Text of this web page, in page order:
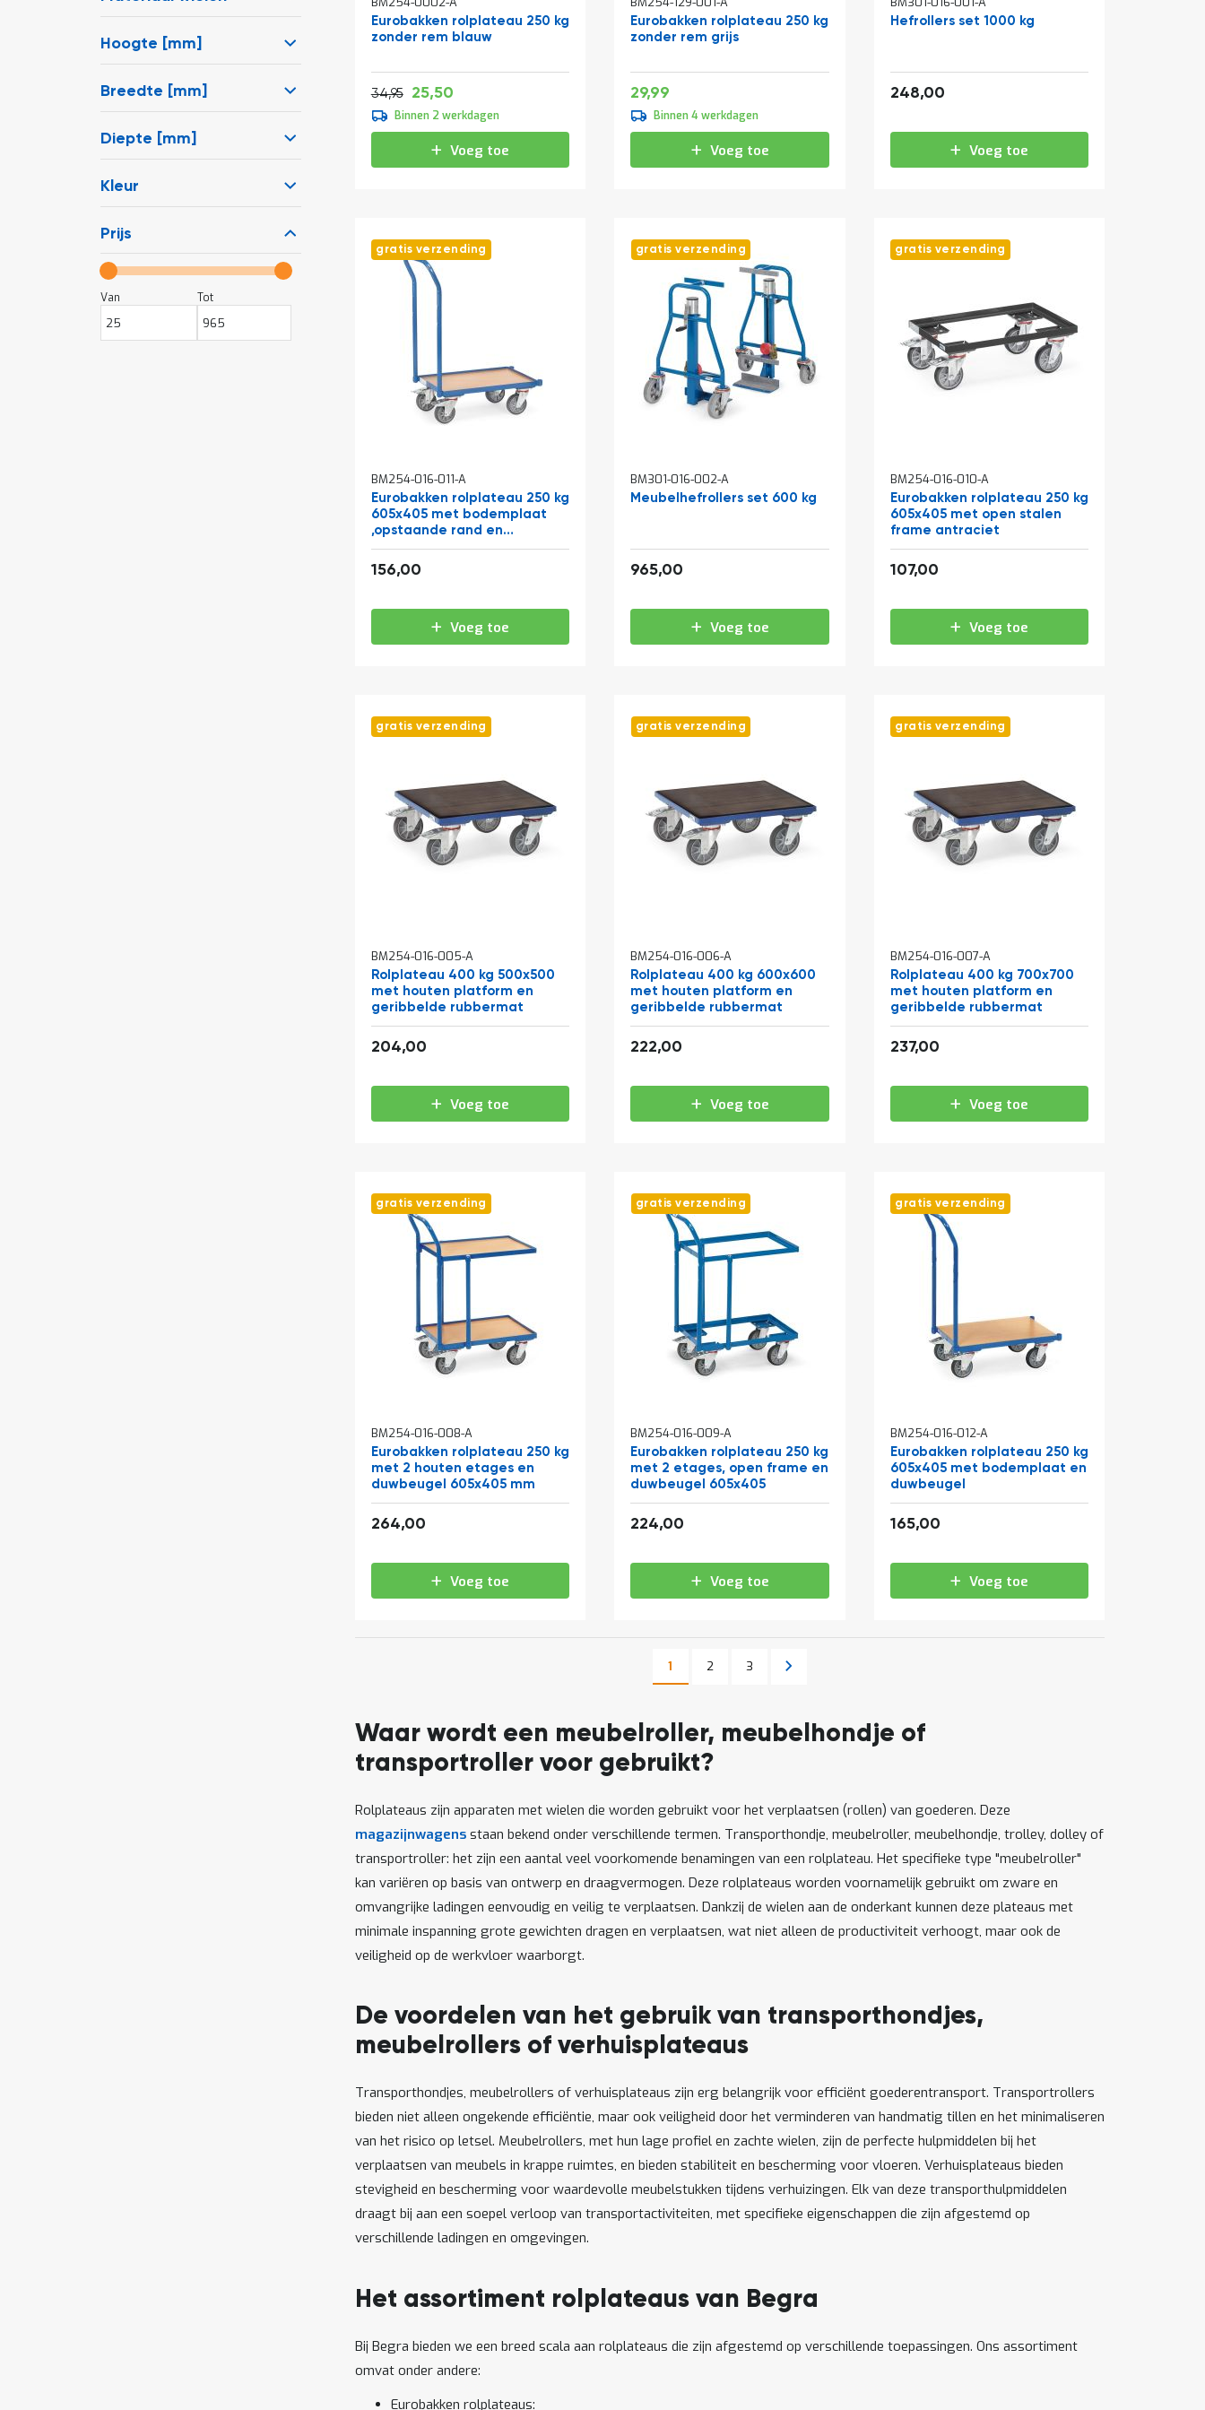
Hoogte [mm]
Breedte [mm]
Diepte [mm]
Kleur
Prijs
Van Tot
Eurobakken rolplateau 250 kg
zonder rem blauw
Normale prijs
34,95 42,29
Vanaf
25,50
Binnen 2 werkdagen
Voeg toe
Eurobakken rolplateau 250 kg
zonder rem grijs
Speciale
prijs
29,99
Binnen 4 werkdagen
Voeg toe
Hefrollers set 1000 kg
248,00
Voeg toe
gratis verzending
BM254-016-011-A
Eurobakken rolplateau 250 kg
605x405 met bodemplaat
,opstaande rand en
duwbeugel
156,00
Voeg toe
gratis verzending
BM301-016-002-A
Meubelhefrollers set 600 kg
965,00
Voeg toe
gratis verzending
BM254-016-010-A
Eurobakken rolplateau 250 kg
605x405 met open stalen
frame antraciet
107,00
Voeg toe
gratis verzending
BM254-016-005-A
Rolplateau 400 kg 500x500
met houten platform en
geribbelde rubbermat
204,00
Voeg toe
gratis verzending
BM254-016-006-A
Rolplateau 400 kg 600x600
met houten platform en
geribbelde rubbermat
222,00
Voeg toe
gratis verzending
BM254-016-007-A
Rolplateau 400 kg 700x700
met houten platform en
geribbelde rubbermat
237,00
Voeg toe
gratis verzending
BM254-016-008-A
Eurobakken rolplateau 250 kg
met 2 houten etages en
duwbeugel 605x405 mm
264,00
Voeg toe
gratis verzending
BM254-016-009-A
Eurobakken rolplateau 250 kg
met 2 etages, open frame en
duwbeugel 605x405
224,00
Voeg toe
gratis verzending
BM254-016-012-A
Eurobakken rolplateau 250 kg
605x405 met bodemplaat en
duwbeugel
165,00
Voeg toe
Pagina
U lees momenteel pagina
1 Pagina
2 Pagina
3 Pagina
Volgende
Waar wordt een meubelroller, meubelhondje of
transportroller voor gebruikt?
Rolplateaus zijn apparaten met wielen die worden gebruikt voor het verplaatsen (rollen) van goederen. Deze
magazijnwagensstaan bekend onder verschillende termen. Transporthondje, meubelroller, meubelhondje, trolley, dolley of
transportroller: het zijn een aantal veel voorkomende benamingen van een rolplateau. Het specifieke type "meubelroller"
kan variëren op basis van ontwerp en draagvermogen. Deze rolplateaus worden voornamelijk gebruikt om zware en
omvangrijke ladingen eenvoudig en veilig te verplaatsen. Dankzij de wielen aan de onderkant kunnen deze plateaus met
minimale inspanning grote gewichten dragen en verplaatsen, wat niet alleen de productiviteit verhoogt, maar ook de
veiligheid op de werkvloer waarborgt.
De voordelen van het gebruik van transporthondjes,
meubelrollers of verhuisplateaus
Transporthondjes, meubelrollers of verhuisplateaus zijn erg belangrijk voor efficiënt goederentransport. Transportrollers
bieden niet alleen ongekende efficiëntie, maar ook veiligheid door het verminderen van handmatig tillen en het minimaliseren
van het risico op letsel. Meubelrollers, met hun lage profiel en zachte wielen, zijn de perfecte hulpmiddelen bij het
verplaatsen van meubels in krappe ruimtes, en bieden stabiliteit en bescherming voor vloeren. Verhuisplateaus bieden
stevigheid en bescherming voor waardevolle meubelstukken tijdens verhuizingen. Elk van deze transporthulpmiddelen
draagt bij aan een soepel verloop van transportactiviteiten, met specifieke eigenschappen die zijn afgestemd op
verschillende ladingen en omgevingen.
Het assortiment rolplateaus van Begra
Bij Begra bieden we een breed scala aan rolplateaus die zijn afgestemd op verschillende toepassingen. Ons assortiment
omvat onder andere:
Eurobakken rolplateaus: